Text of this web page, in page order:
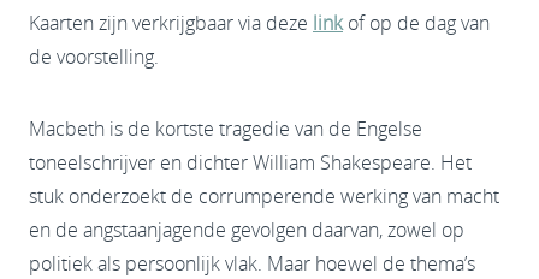
Kaarten zijn verkrijgbaar via deze linkof op de dag van
de voorstelling.
Macbeth is de kortste tragedie van de Engelse
toneelschrijver en dichter William Shakespeare. Het
stuk onderzoekt de corrumperende werking van macht
en de angstaanjagende gevolgen daarvan, zowel op
politiek als persoonlijk vlak. Maar hoewel de thema’s